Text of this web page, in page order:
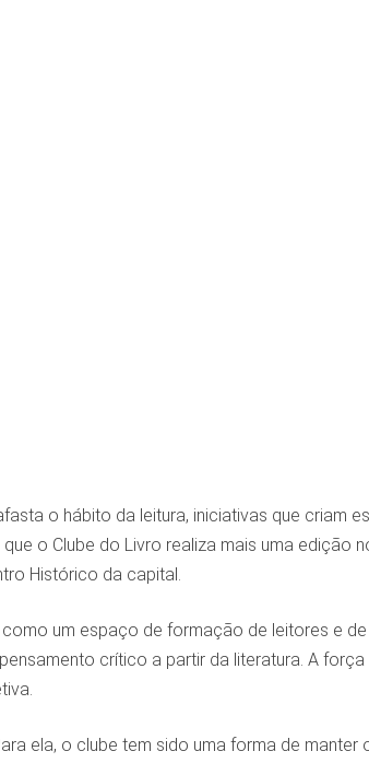
o hábito da leitura, iniciativas que criam
o Clube do Livro realiza mais uma edição
Histórico da capital.
um espaço de formação de leitores e
crítico a partir da literatura. A
ela, o clube tem sido uma forma de manter